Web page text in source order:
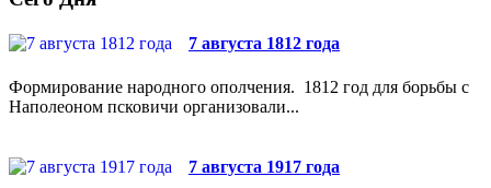
7 августа 1812 года
Формирование народного ополчения. 1812 год для борьбы с
Наполеоном псковичи организовали...
7 августа 1917 года